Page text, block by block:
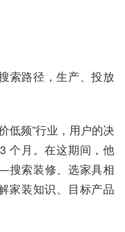
索路径，生产、投放
低频”行业，用户的决
个月。在这期间，他
索装修、选家具相
家装知识、目标产品